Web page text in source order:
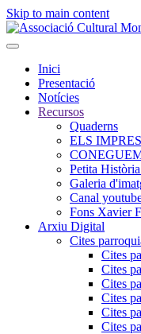
Skip to main content
Inici
Presentació
Notícies
Recursos
Quaderns
ELS
Petita
Galeria
Canal
Fons Xavier
Arxiu Digital
Cites
Cites
Cites
Cites
Cites
Cites
Cites